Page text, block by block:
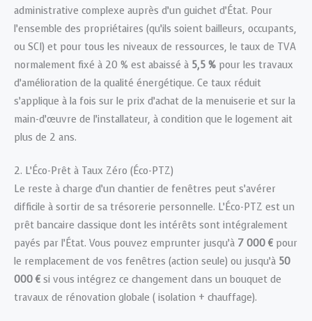
administrative complexe auprès d’un guichet d’État. Pour
l’ensemble des propriétaires (qu’ils soient bailleurs, occupants,
ou SCI) et pour tous les niveaux de ressources, le taux de TVA
normalement fixé à 20 % est abaissé à 5,5 % pour les travaux
d’amélioration de la qualité énergétique. Ce taux réduit
s’applique à la fois sur le prix d’achat de la menuiserie et sur la
main-d’œuvre de l’installateur, à condition que le logement ait
plus de 2 ans.
2. L’Éco-Prêt à Taux Zéro (Éco-PTZ)
Le reste à charge d’un chantier de fenêtres peut s’avérer
difficile à sortir de sa trésorerie personnelle. L’Éco-PTZ est un
prêt bancaire classique dont les intérêts sont intégralement
payés par l’État. Vous pouvez emprunter jusqu’à 7 000 €pour
le remplacement de vos fenêtres (action seule) ou jusqu’à 50
000 €si vous intégrez ce changement dans un bouquet de
travaux de rénovation globale ( isolation + chauffage).